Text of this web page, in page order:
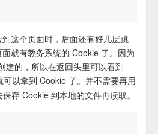
这个页面时，后面还有好几层跳
就有教务系统的 Cookie 了。因为
建的，所以在返回头里可以看到
可以拿到 Cookie 了。并不需要再用
保存 Cookie 到本地的文件再读取。